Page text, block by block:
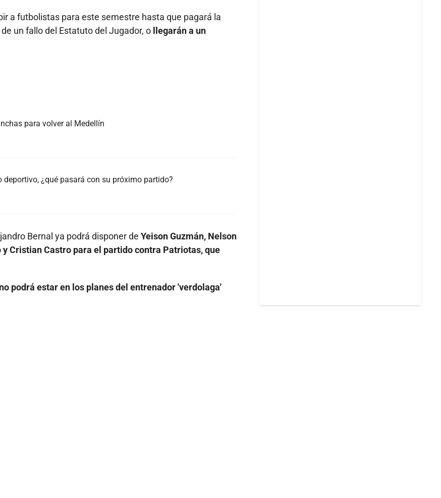
a futbolistas para este semestre hasta que pagará la
un fallo del Estatuto del Jugador, o
llegarán a un
para volver al Medellín
¿qué pasará con su próximo partido?
Bernal ya podrá disponer de Yeison Guzmán, Nelson
Cristian Castro para el partido contra Patriotas, que
no podrá estar en los planes del entrenador 'verdolaga'